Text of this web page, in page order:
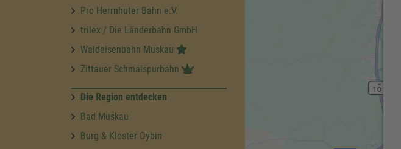
Pro Herrnhuter Bahn e.V.
trilex / Die Länderbahn GmbH
Waldeisenbahn Muskau
Zittauer Schmalspurbahn
Die Region entdecken
Bad Muskau
Burg & Kloster Oybin